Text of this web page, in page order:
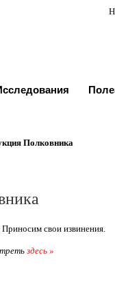
Полковника
Приносим свои извинения.
здесь »